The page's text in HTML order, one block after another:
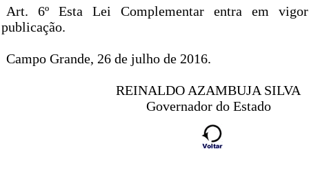
Art. 6º Esta Lei Complementar entra em
publicação.
Campo Grande, 26 de julho de 2016.
REINALDO AZAMBUJA SILVA
Governador do Estado